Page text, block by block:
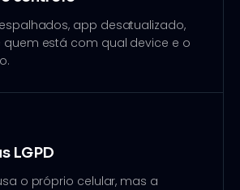
app desatualizado,
quem está com qual device e o
LGPD
o próprio celular, mas a